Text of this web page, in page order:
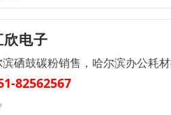
电子
硒鼓碳粉销售，哈尔滨办公耗
82562567